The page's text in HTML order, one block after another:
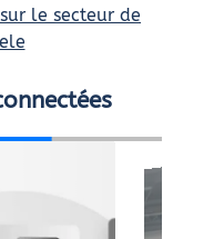
le secteur de